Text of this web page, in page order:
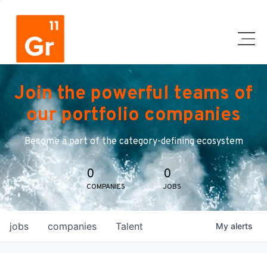
Join the powerful teams of
our portfolio companies
Become a part of the category-defining ecosystem
0
COMPANIES
0
JOBS
jobs companies Talent My alerts